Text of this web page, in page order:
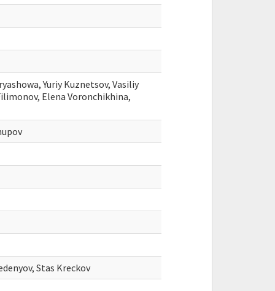
Yuriy Kuznetsov, Vasiliy
Elena Voronchikhina,
Stas Kreckov